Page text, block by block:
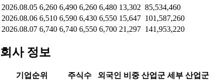
2026.08.05 6,260 6,490 6,260 6,480 13,302 85,534,460
2026.08.06 6,510 6,590 6,430 6,550 15,647 101,587,260
2026.08.07 6,740 6,740 6,550 6,700 21,297 141,953,220
회사 정보
기업순위 주식수 외국인 비중 산업군 세부 산업군